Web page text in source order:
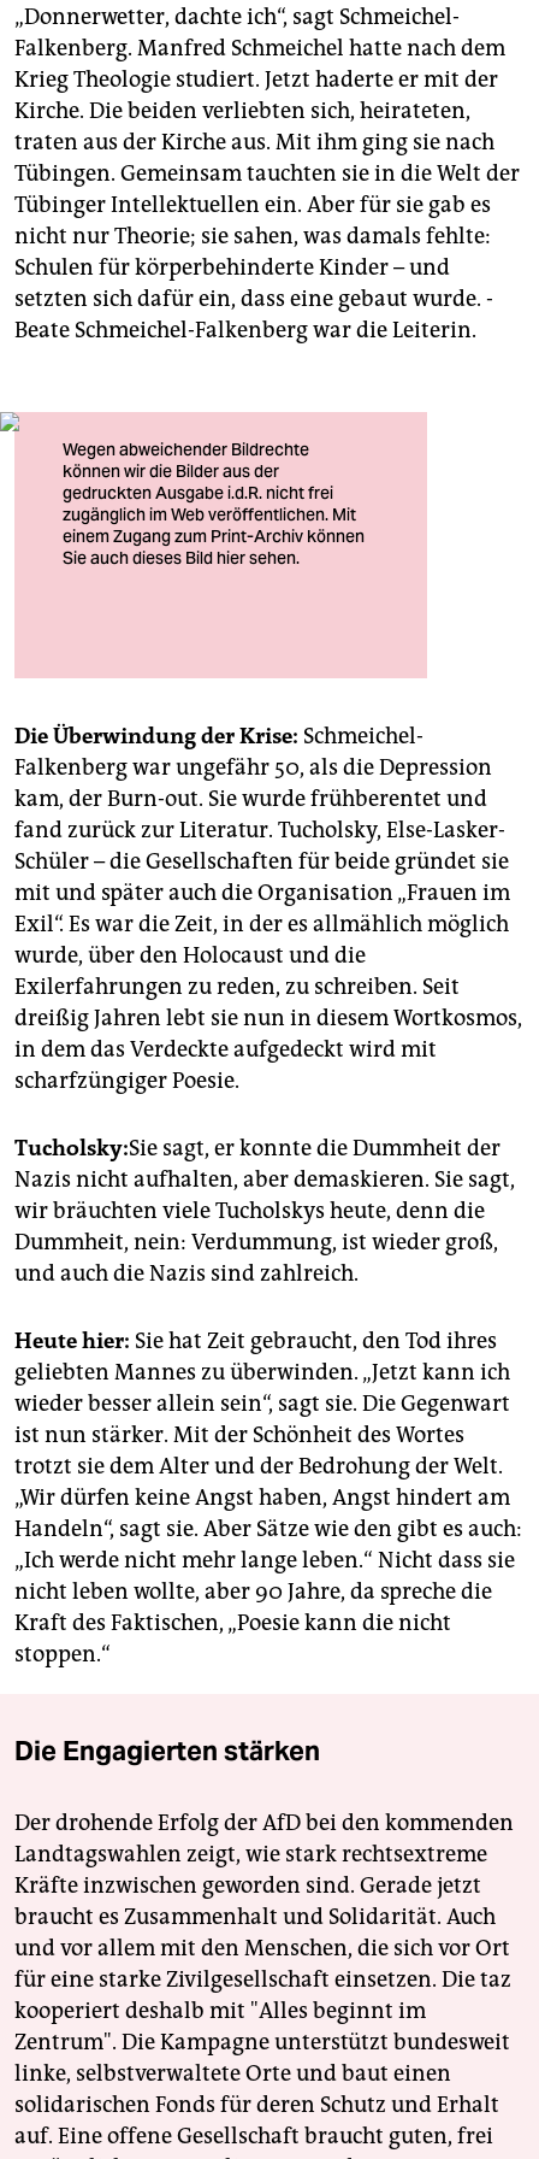
„Donnerwetter, dachte ich“, sagt Schmeichel-
Falkenberg. Manfred Schmeichel hatte nach dem
Krieg Theologie studiert. Jetzt haderte er mit der
Kirche. Die beiden verliebten sich, heirateten,
traten aus der Kirche aus. Mit ihm ging sie nach
Tübingen. Gemeinsam tauchten sie in die Welt der
Tübinger Intellektuellen ein. Aber für sie gab es
nicht nur Theorie; sie sahen, was damals fehlte:
Schulen für körperbehinderte Kinder – und
setzten sich dafür ein, dass eine gebaut wurde. ­
Beate Schmeichel-Falkenberg war die Leiterin.
Die Überwindung der Krise: Schmeichel-
Falkenberg war ungefähr 50, als die Depression
kam, der Burn-out. Sie wurde frühberentet und
fand zurück zur Literatur. Tucholsky, Else-Lasker-
Schüler – die Gesellschaften für beide gründet sie
mit und später auch die Organisation „Frauen im
Exil“. Es war die Zeit, in der es allmählich möglich
wurde, über den Holocaust und die
Exilerfahrungen zu reden, zu schreiben. Seit
dreißig Jahren lebt sie nun in diesem Wortkosmos,
in dem das Verdeckte aufgedeckt wird mit
scharfzüngiger Poesie.
Tucholsky:Sie sagt, er konnte die Dummheit der
Nazis nicht aufhalten, aber demaskieren. Sie sagt,
wir bräuchten viele Tucholskys heute, denn die
Dummheit, nein: Verdummung, ist wieder groß,
und auch die Nazis sind zahlreich.
Heute hier: Sie hat Zeit gebraucht, den Tod ihres
geliebten Mannes zu überwinden. „Jetzt kann ich
wieder besser allein sein“, sagt sie. Die Gegenwart
ist nun stärker. Mit der Schönheit des Wortes
trotzt sie dem ­Alter und der Bedrohung der Welt.
„Wir dürfen keine Angst ­haben, Angst hindert am
Handeln“, sagt sie. Aber Sätze wie den gibt es auch:
„Ich werde nicht mehr lange leben.“ Nicht dass sie
nicht leben wollte, aber 90 Jahre, da spreche die
Kraft des Faktischen, „Poesie kann die nicht
stoppen.“
Die Engagierten stärken
Der drohende Erfolg der AfD bei den kommenden
Landtagswahlen zeigt, wie stark rechtsextreme
Kräfte inzwischen geworden sind. Gerade jetzt
braucht es Zusammenhalt und Solidarität. Auch
und vor allem mit den Menschen, die sich vor Ort
für eine starke Zivilgesellschaft einsetzen. Die taz
kooperiert deshalb mit "Alles beginnt im
Zentrum". Die Kampagne unterstützt bundesweit
linke, selbstverwaltete Orte und baut einen
solidarischen Fonds für deren Schutz und Erhalt
auf. Eine offene Gesellschaft braucht guten, frei